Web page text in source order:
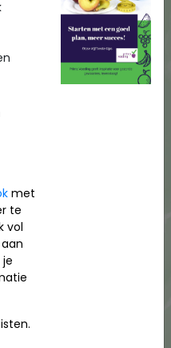
JOGG. (2017, 2018,
2025, 2026)
voeding eerste dames
in bibliotheek (2023)
voor medewerkers
een basisschool
lijf op een bso (2022)
voor diëtisten door
voor Groenten en Fruit
over
over kinderen
met
te
vol